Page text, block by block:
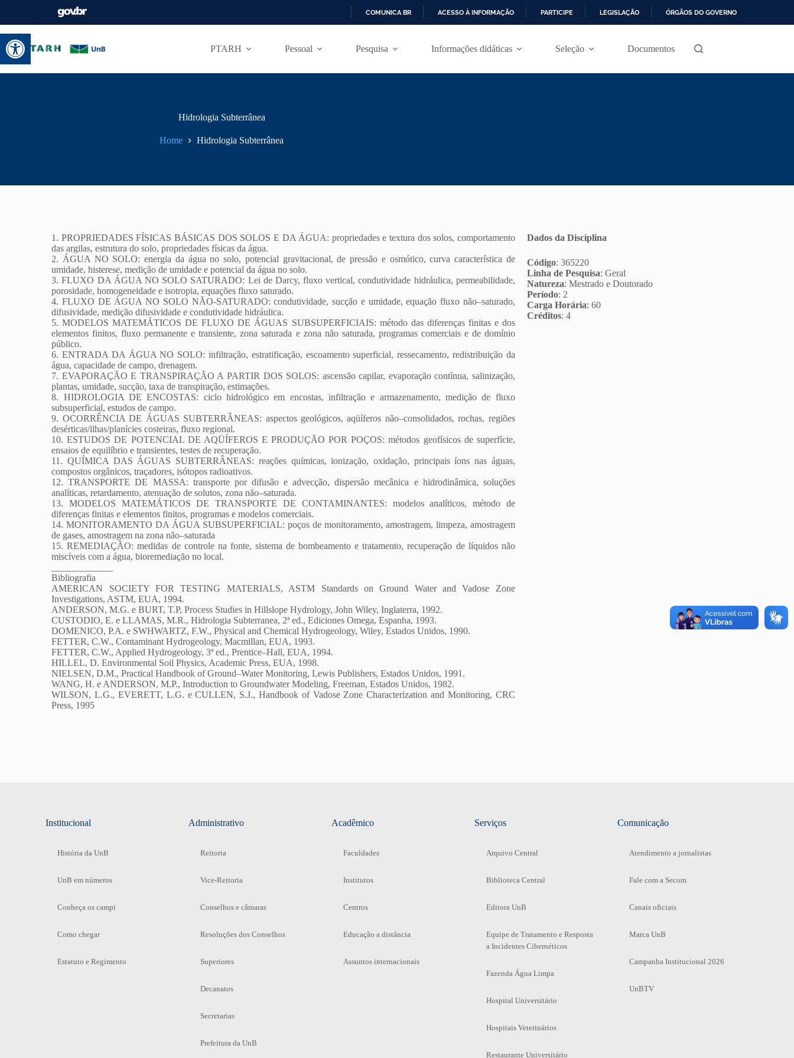
Abrir a barra de ferramentas
P
R
COMUNICA BR ACESSO À INFORMAÇÃO PARTICIPE LEGISLAÇÃO ÓRGÃOS DO GOVERNO
PTARH Pessoal Pesquisa Informações didáticas Seleção Documentos
Hidrologia Subterrânea
Home Hidrologia Subterrânea
1. PROPRIEDADES FÍSICAS BÁSICAS DOS SOLOS E DA ÁGUA: propriedades e textura dos solos, comportamento
das argilas, estrutura do solo, propriedades físicas da água.
2. ÁGUA NO SOLO: energia da água no solo, potencial gravitacional, de pressão e osmótico, curva característica de
umidade, histerese, medição de umidade e potencial da água no solo.
3. FLUXO DA ÁGUA NO SOLO SATURADO: Lei de Darcy, fluxo vertical, condutividade hidráulica, permeabilidade,
porosidade, homogeneidade e isotropia, equações fluxo saturado.
4. FLUXO DE ÁGUA NO SOLO NÃO-SATURADO: condutividade, sucção e umidade, equação fluxo não–saturado,
difusividade, medição difusividade e condutividade hidráulica.
5. MODELOS MATEMÁTICOS DE FLUXO DE ÁGUAS SUBSUPERFICIAIS: método das diferenças finitas e dos
elementos finitos, fluxo permanente e transiente, zona saturada e zona não saturada, programas comerciais e de domínio
público.
6. ENTRADA DA ÁGUA NO SOLO: infiltração, estratificação, escoamento superficial, ressecamento, redistribuição da
água, capacidade de campo, drenagem.
7. EVAPORAÇÃO E TRANSPIRAÇÃO A PARTIR DOS SOLOS: ascensão capilar, evaporação contínua, salinização,
plantas, umidade, sucção, taxa de transpiração, estimações.
8. HIDROLOGIA DE ENCOSTAS: ciclo hidrológico em encostas, infiltração e armazenamento, medição de fluxo
subsuperficial, estudos de campo.
9. OCORRÊNCIA DE ÁGUAS SUBTERRÂNEAS: aspectos geológicos, aqüíferos não–consolidados, rochas, regiões
desérticas/ilhas/planícies costeiras, fluxo regional.
10. ESTUDOS DE POTENCIAL DE AQÜÍFEROS E PRODUÇÃO POR POÇOS: métodos geofísicos de superfície,
ensaios de equilíbrio e transientes, testes de recuperação.
11. QUÍMICA DAS ÁGUAS SUBTERRÂNEAS: reações químicas, ionização, oxidação, principais íons nas águas,
compostos orgânicos, traçadores, isótopos radioativos.
12. TRANSPORTE DE MASSA: transporte por difusão e advecção, dispersão mecânica e hidrodinâmica, soluções
analíticas, retardamento, atenuação de solutos, zona não–saturada.
13. MODELOS MATEMÁTICOS DE TRANSPORTE DE CONTAMINANTES: modelos analíticos, método de
diferenças finitas e elementos finitos, programas e modelos comerciais.
14. MONITORAMENTO DA ÁGUA SUBSUPERFICIAL: poços de monitoramento, amostragem, limpeza, amostragem
de gases, amostragem na zona não–saturada
15. REMEDIAÇÃO: medidas de controle na fonte, sistema de bombeamento e tratamento, recuperação de líquidos não
miscíveis com a água, bioremediação no local.
Bibliografia
AMERICAN SOCIETY FOR TESTING MATERIALS, ASTM Standards on Ground Water and Vadose Zone
Investigations, ASTM, EUA, 1994.
ANDERSON, M.G. e BURT, T.P, Process Studies in Hillslope Hydrology, John Wiley, Inglaterra, 1992.
CUSTODIO, E. e LLAMAS, M.R., Hidrologia Subterranea, 2ª ed., Ediciones Omega, Espanha, 1993.
DOMENICO, P.A. e SWHWARTZ, F.W., Physical and Chemical Hydrogeology, Wiley, Estados Unidos, 1990.
FETTER, C.W., Contaminant Hydrogeology, Macmillan, EUA, 1993.
FETTER, C.W., Applied Hydrogeology, 3ª ed., Prentice–Hall, EUA, 1994.
HILLEL, D. Environmental Soil Physics, Academic Press, EUA, 1998.
NIELSEN, D.M., Practical Handbook of Ground–Water Monitoring, Lewis Publishers, Estados Unidos, 1991.
WANG, H. e ANDERSON, M.P., Introduction to Groundwater Modeling, Freeman, Estados Unidos, 1982.
WILSON, L.G., EVERETT, L.G. e CULLEN, S.J., Handbook of Vadose Zone Characterization and Monitoring, CRC
Press, 1995
Dados da Disciplina
Código: 365220
Linha de Pesquisa: Geral
Natureza: Mestrado e Doutorado
Período: 2
Carga Horária: 60
Créditos: 4
Institucional
História da UnB
UnB em números
Conheça os campi
Como chegar
Estatuto e Regimento
Administrativo
Reitoria
Vice-Reitoria
Conselhos e câmaras
Resoluções dos Conselhos
Superiores
Decanatos
Secretarias
Prefeitura da UnB
Acadêmico
Faculdades
Institutos
Centros
Educação a distância
Assuntos internacionais
Serviços
Arquivo Central
Biblioteca Central
Editora UnB
Equipe de Tratamento e Resposta
a Incidentes Cibernéticos
Fazenda Água Limpa
Hospital Universitário
Hospitais Veterinários
Restaurante Universitário
Comunicação
Atendimento a jornalistas
Fale com a Secom
Canais oficiais
Marca UnB
Campanha Institucional 2026
UnBTV